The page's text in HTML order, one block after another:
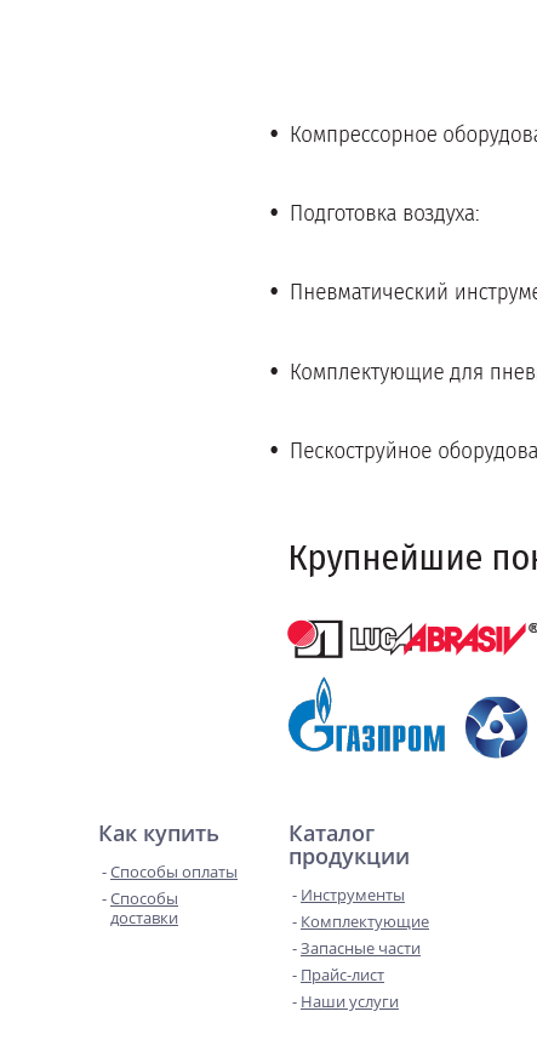
Как купить
Способы оплаты
Способы
доставки
Каталог
продукции
Инструменты
Комплектующие
Запасные части
Прайс-лист
Наши услуги